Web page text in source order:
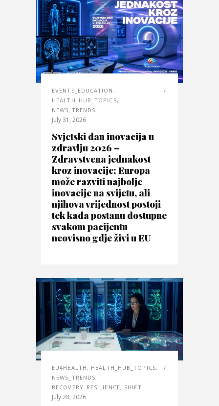
EVENTS_EDUCATION ,
HEALTH_HUB_TOPICS,
NEWS_TRENDS
July 31, 2026
Svjetski dan inovacija u
zdravlju 2026 –
Zdravstvena jednakost
kroz inovacije; Europa
može razviti najbolje
inovacije na svijetu, ali
njihova vrijednost postoji
tek kada postanu dostupne
svakom pacijentu
neovisno gdje živi u EU
EU4HEALTH , HEALTH_HUB_TOPICS,
NEWS_TRENDS,
RECOVERY_RESILIENCE, SHIFT
July 28, 2026